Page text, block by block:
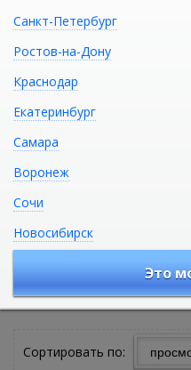
Дренажные
Душевые лотки Сливные
Сортировать по:
Санкт-Петербург
Ростов-на-Дону
Краснодар
Екатеринбург
Самара
Воронеж
Сочи
Новосибирск
Это